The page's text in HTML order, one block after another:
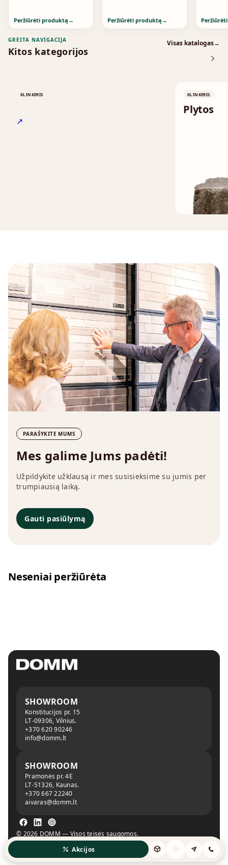
Peržiūrėti produktą → Peržiūrėti produktą →
GREITA NAVIGACIJA
Kitos kategorijos
Visas katalogas→
KLINKERIS
↗
KLINKERIS
Plytos
Akcijos
PARAŠYKITE MUMS
Mes galime Jums padėti!
Užpildykite užklausą ir mes susisieksime su jumis per
trumpiausią laiką.
Gauti pasiūlymą
Neseniai peržiūrėta
SHOWROOM
Konstitucijos pr. 15
LT-09306, Vilnius.
+370 620 90246
info@domm.lt
SHOWROOM
Pramonės pr. 4E
LT-51326, Kaunas.
+370 667 22240
aivaras@domm.lt
© 2026 DOMM — Visos teisės saugomos.
Privatumo politika Slapukų politika